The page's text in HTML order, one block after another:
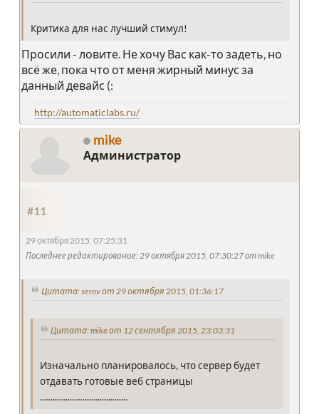
Критика для нас лучший стимул!
Просили - ловите. Не хочу Вас как-то задеть, но
всё же, пока что от меня жирный минус за
данный девайс (:
http://automaticlabs.ru/
mike
Администратор
#11
29 октября 2015, 07:25:31
Последнее редактирование: 29 октября 2015, 07:30:27 от mike
Цитата: serov от 29 октября 2015, 01:36:17
Цитата: mike от 12 сентября 2015, 23:03:31
Изначально планировалось, что сервер будет
отдавать готовые веб страницы
.........................................